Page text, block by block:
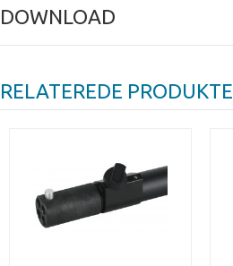
DOWNLOAD
RELATEREDE